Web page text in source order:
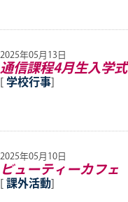
2025年05月13日
通信課程4月生入学式
[ 学校行事]
2025年05月10日
ビューティーカフェ
[ 課外活動]